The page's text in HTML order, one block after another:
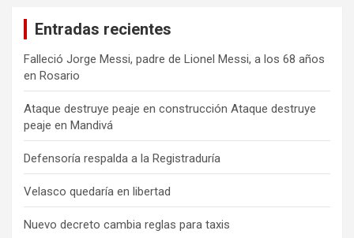
Entradas recientes
Falleció Jorge Messi, padre de Lionel Messi, a los 68 años
en Rosario
Ataque destruye peaje en construcción Ataque destruye
peaje en Mandivá
Defensoría respalda a la Registraduría
Velasco quedaría en libertad
Nuevo decreto cambia reglas para taxis